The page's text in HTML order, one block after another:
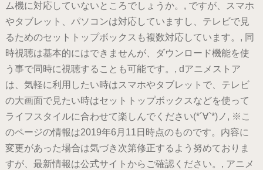
ム機に対応していないところでしょうか。, ですが、スマホ
やタブレット、パソコンは対応していますし、テレビで見
るためのセットトップボックスも複数対応しています。, 同
時視聴は基本的にはできませんが、ダウンロード機能を使
う事で同時に視聴することも可能です。, dアニメストア
は、気軽に利用したい時はスマホやタブレットで、テレビ
の大画面で見たい時はセットトップボックスなどを使って
ライフスタイルに合わせて楽しんでください(*´∀`*)ノ, ※こ
のページの情報は2019年6月11日時点のものです。内容に
変更があった場合は気づき次第修正するよう努めておりま
すが、最新情報は公式サイトからご確認ください。, アニメ